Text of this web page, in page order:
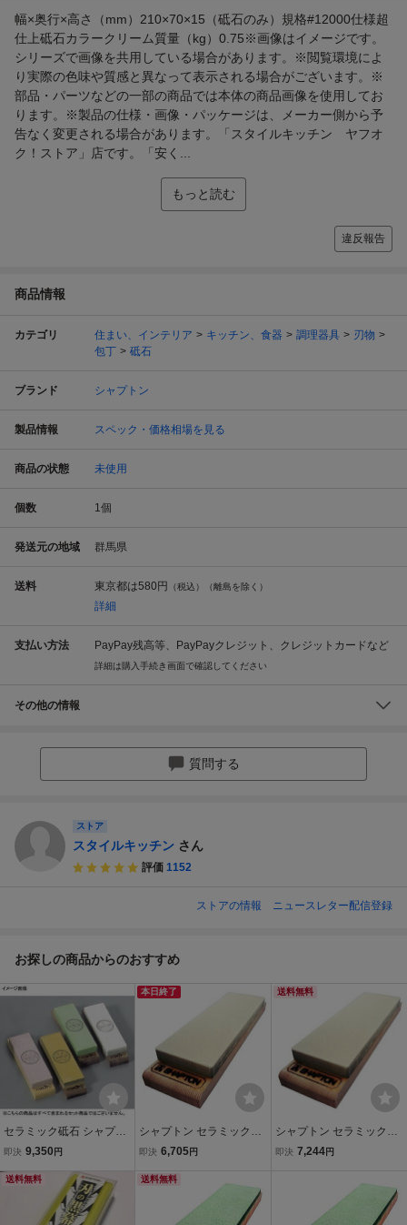
幅×奥行×高さ（mm）210×70×15（砥石のみ）規格#12000仕様超
仕上砥石カラークリーム質量（kg）0.75※画像はイメージです。
シリーズで画像を共用している場合があります。※閲覧環境によ
り実際の色味や質感と異なって表示される場合がございます。※
部品・パーツなどの一部の商品では本体の商品画像を使用してお
ります。※製品の仕様・画像・パッケージは、メーカー側から予
告なく変更される場合があります。「スタイルキッチン ヤフオ
ク！ストア」店です。「安く...
もっと読む
違反報告
商品情報
カテゴリ 住まい、インテリア キッチン、食器 調理器具
刃物
包丁
砥石
ブランド シャプトン
製品情報 スペック・価格相場を見る
商品の状態 未使用
個数 1個
発送元の地域 群馬県
送料 東京都は580円 （税込）（離島を除く）
詳細
支払い方法 PayPay残高等、PayPayクレジット、クレジットカードなど
詳細は購入手続き画面で確認してください
その他の情報
質問する
ストア
スタイルキッチン さん
評価 1152
ストアの情報 ニュースレター配信登録
お探しの商品からのおすすめ
セラミック砥石 シャプト
ン M24 エンジ仕上 （#50
即決 9,350 円
本日終了
シャプトン セラミック砥
石 M15 超仕上砥 クリーム
サイズ210x70x高さ15mm
SHAPTN 小型便 在庫
即決 6,705円
送料無料
シャプトン セラミック砥
石 M15 超仕上砥 クリーム
即決 7,244円
送料無料 送料無料